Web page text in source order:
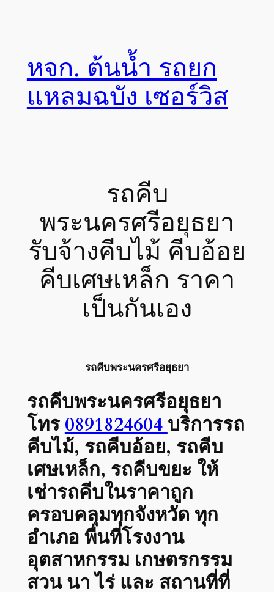
หจก. ต้นน้ำ รถยก
แหลมฉบัง เซอร์วิส
รถคีบ
พระนครศรีอยุธยา
รับจ้างคีบไม้ คีบอ้อย
คีบเศษเหล็ก ราคา
เป็นกันเอง
รถคีบพระนครศรีอยุธยา
รถคีบพระนครศรีอยุธยา
โทร0891824604 บริการรถ
คีบไม้, รถคีบอ้อย, รถคีบ
เศษเหล็ก, รถคีบขยะ ให้
เช่ารถคีบในราคาถูก
ครอบคลุมทุกจังหวัด ทุก
อำเภอ พื่นที่โรงงาน
อุตสาหกรรม เกษตรกรรม
สวน นา ไร่ และ สถานที่ที่